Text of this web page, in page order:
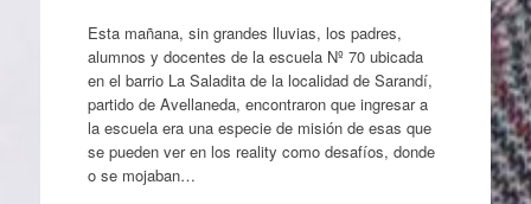
Esta mañana, sin grandes lluvias, los padres,
alumnos y docentes de la escuela Nº 70 ubicada
en el barrio La Saladita de la localidad de Sarandí,
partido de Avellaneda, encontraron que ingresar a
la escuela era una especie de misión de esas que
se pueden ver en los reality como desafíos, donde
o se mojaban…